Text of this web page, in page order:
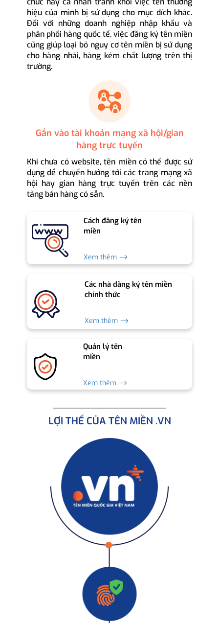
hiệu của mình bị sử dụng cho mục đích khác.
Đối với những doanh nghiệp nhập khẩu và
phân phối hàng quốc tế, việc đăng ký tên miền
cũng giúp loại bỏ nguy cơ tên miền bị sử dụng
cho hàng nhái, hàng kém chất lượng trên thị
trường.
Gắn vào tài khoản mạng xã hội/gian
hàng trực tuyến
Khi chưa có website, tên miền có thể được sử
dụng để chuyển hướng tới các trang mạng xã
hội hay gian hàng trực tuyến trên các nền
tảng bán hàng có sẵn.
Cách đăng ký tên
miền
Xem thêm ⟶
Các nhà đăng ký tên miền
chính thức
Xem thêm ⟶
Quản lý tên
miền
Xem thêm ⟶
LỢI THẾ CỦA TÊN MIỀN .VN